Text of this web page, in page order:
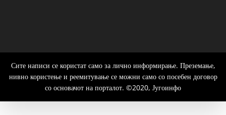
Сите написи се користат само за лично информирање. Преземање,
нивно користење и реемитување се можни само со посебен договор
со основачот на порталот. ©2020, Југоинфо